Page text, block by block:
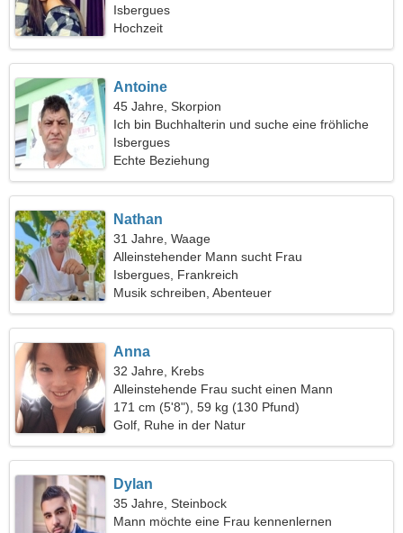
Isbergues
Hochzeit
Antoine
45 Jahre, Skorpion
Ich bin Buchhalterin und suche eine fröhliche
Frau
Isbergues
Echte Beziehung
Nathan
31 Jahre, Waage
Alleinstehender Mann sucht Frau
Isbergues, Frankreich
Musik schreiben, Abenteuer
Anna
32 Jahre, Krebs
Alleinstehende Frau sucht einen Mann
171 cm (5'8"), 59 kg (130 Pfund)
Golf, Ruhe in der Natur
Dylan
35 Jahre, Steinbock
Mann möchte eine Frau kennenlernen